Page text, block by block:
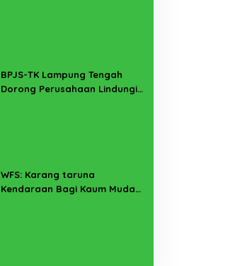
BPJS-TK Lampung Tengah
Dorong Perusahaan Lindungi
WFS: Karang taruna
Kendaraan Bagi Kaum Muda